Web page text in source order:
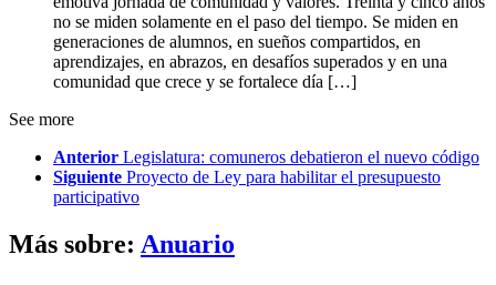
no se miden solamente en el paso del tiempo. Se miden en
generaciones de alumnos, en sueños compartidos, en
aprendizajes, en abrazos, en desafíos superados y en una
comunidad que crece y se fortalece día […]
See more
Anterior Legislatura: comuneros debatieron el nuevo código
Siguiente Proyecto de Ley para habilitar el presupuesto
participativo
Más sobre: Anuario